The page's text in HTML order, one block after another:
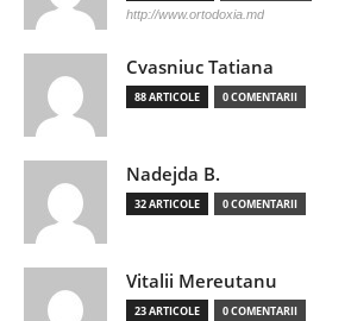
http://www.ortodoxia.md
Cvasniuc Tatiana
88 ARTICOLE 0 COMENTARII
Nadejda B.
32 ARTICOLE 0 COMENTARII
Vitalii Mereutanu
23 ARTICOLE 0 COMENTARII